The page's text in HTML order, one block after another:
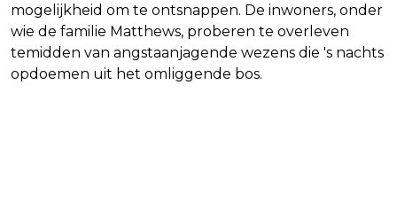
mogelijkheid om te ontsnappen. De inwoners, onder
wie de familie Matthews, proberen te overleven
temidden van angstaanjagende wezens die 's nachts
opdoemen uit het omliggende bos.